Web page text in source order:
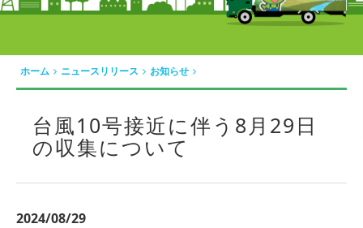
ホーム ニュースリリース お知らせ
台風10号接近に伴う8月29日
の収集について
2024/08/29